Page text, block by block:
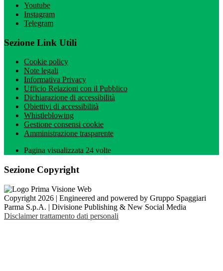
Youtube
Instagram
Telegram
Sezione Link Utili
Cookie policy
Note legali
Informativa Privacy
Ufficio Relazioni con il Pubblico
Dichiarazione di accessibilità
Obiettivi di accessibilità
Whistleblowing
Gestione consensi cookie
Amministrazione trasparente
Pagina visualizzata 24 volte
Sezione Copyright
Copyright 2026 | Engineered and powered by Gruppo Spaggiari
Parma S.p.A. | Divisione Publishing & New Social Media
Disclaimer trattamento dati personali